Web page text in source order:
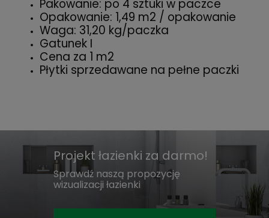
Pakowanie: po 4 sztuki w paczce
Opakowanie: 1,49 m2 / opakowanie
Waga: 31,20 kg/paczka
Gatunek I
Cena za 1 m2
Płytki sprzedawane na pełne paczki
Projekt łazienki za darmo!
Sprawdź naszą propozycję
wizualizacji łazienki